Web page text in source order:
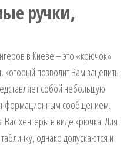
ручки,
в Киеве – это «крючок»
позволит Вам зацепить
собой небольшую
сообщением.
Вас хенгеры в виде крючка. Для
однако допускаются и